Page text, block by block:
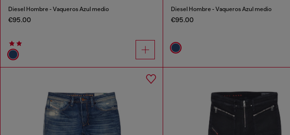
Diesel Hombre - Vaqueros Azul medio
€95.00
Diesel Hombre - Vaqueros Azul medio
€95.00